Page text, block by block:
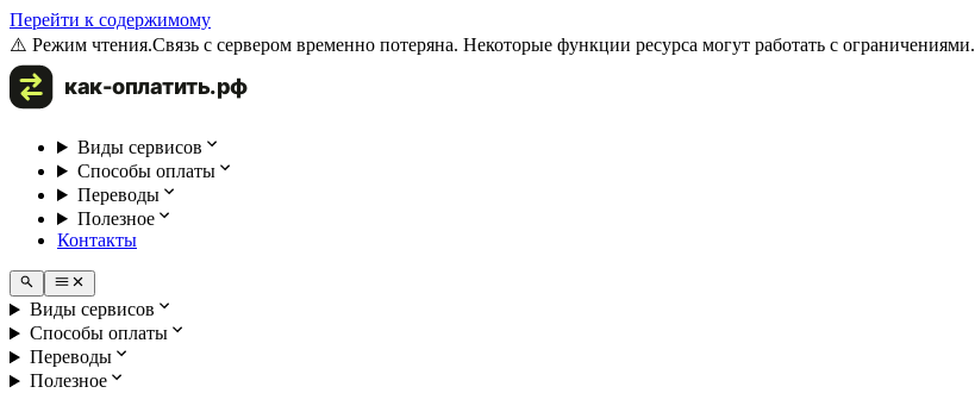
Перейти к содержимому
⚠️ Режим чтения.Связь с сервером временно потеряна. Некоторые функции ресурса могут работать с ограничениями.
Виды сервисов
Способы оплаты
Переводы
Полезное
Контакты
Виды сервисов
Способы оплаты
Переводы
Полезное